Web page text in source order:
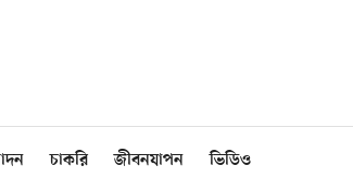
চাকরি জীবনযাপন ভিডিও